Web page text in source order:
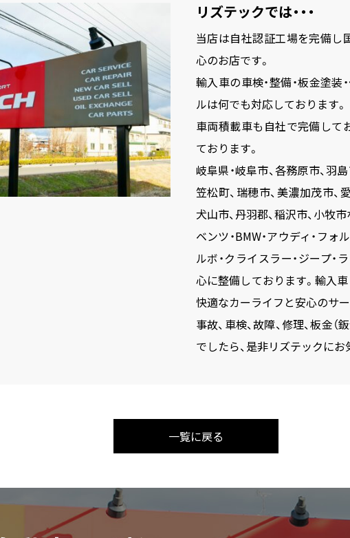
リズテックでは・・・
当店は自社認証工場を完備し
心のお店です。
輸入車の車検・整備・板金塗装
ルは何でも対応しております。
車両積載車も自社で完備して
ております。
岐阜県・岐阜市、各務原市、羽
笠松町、瑞穂市、美濃加茂市、
犬山市、丹羽郡、稲沢市、小牧市
ベンツ・BMW・アウディ・フォ
ルボ・クライスラー・ジープ
心に整備しております。輸入
快適なカーライフと安心のサ
事故、車検、故障、修理、板金
でしたら、是非リズテックに
一覧に戻る